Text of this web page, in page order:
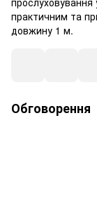
практичним та
довжину 1 м.
Обговорення